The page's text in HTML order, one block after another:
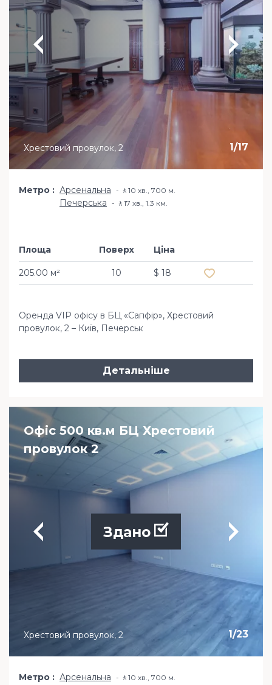
1/17
Хрестовий провулок, 2
Метро Арсенальна 🚶10 хв​., 700 м.
Печерська 🚶17 хв​., 1.3 км.
Площа
205.00 м²
Поверх
10
Ціна
$ 18
Оренда VIP офісу в БЦ «Сапфір», Хрестовий
провулок, 2 – Київ, Печерськ
Детальніше
Офіс 500 кв.м БЦ Хрестовий
провулок 2
1/23
Здано
Хрестовий провулок, 2
Метро Арсенальна 🚶10 хв​., 700 м.